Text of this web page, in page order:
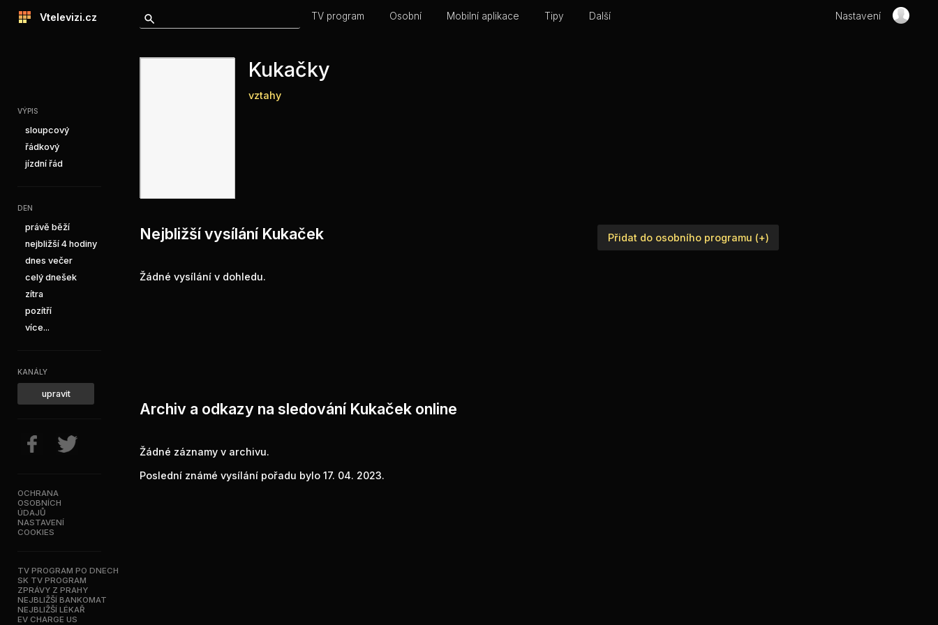
Vtelevizi.cz TV program Osobní Mobilní aplikace Tipy Další Nastavení
VÝPIS
sloupcový
řádkový
jízdní řád
DEN
právě běží
nejbližší 4 hodiny
dnes večer
celý dnešek
zítra
pozítří
více...
KANÁLY
upravit
OCHRANA
OSOBNÍCH
ÚDAJŮ
NASTAVENÍ
COOKIES
TV PROGRAM PO DNECH
SK TV PROGRAM
ZPRÁVY Z PRAHY
NEJBLIŽŠÍ BANKOMAT
NEJBLIŽŠÍ LÉKAŘ
EV CHARGE US
Kukačky
vztahy
Nejbližší vysílání Kukaček
Žádné vysílání v dohledu.
Archiv a odkazy na sledování Kukaček online
Žádné záznamy v archivu.
Poslední známé vysílání pořadu bylo 17. 04. 2023.
Přidat do osobního programu (+)